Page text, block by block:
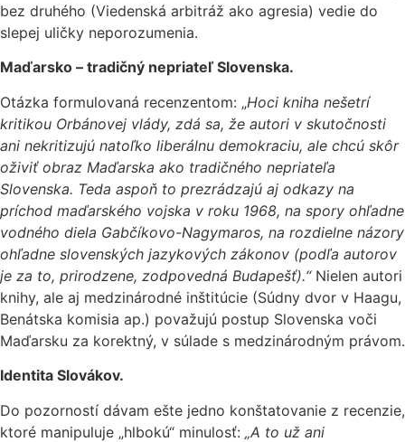
bez druhého (Viedenská arbitráž ako agresia) vedie do
slepej uličky neporozumenia.
Maďarsko – tradičný nepriateľ Slovenska.
Otázka formulovaná recenzentom: „Hoci kniha nešetrí
kritikou Orbánovej vlády, zdá sa, že autori v skutočnosti
ani nekritizujú natoľko liberálnu demokraciu, ale chcú skôr
oživiť obraz Maďarska ako tradičného nepriateľa
Slovenska. Teda aspoň to prezrádzajú aj odkazy na
príchod maďarského vojska v roku 1968, na spory ohľadne
vodného diela Gabčíkovo-Nagymaros, na rozdielne názory
ohľadne slovenských jazykových zákonov (podľa autorov
je za to, prirodzene, zodpovedná Budapešť).“Nielen autori
knihy, ale aj medzinárodné inštitúcie (Súdny dvor v Haagu,
Benátska komisia ap.) považujú postup Slovenska voči
Maďarsku za korektný, v súlade s medzinárodným právom.
Identita Slovákov.
Do pozorností dávam ešte jedno konštatovanie z recenzie,
ktoré manipuluje „hlbokú“ minulosť: „A to už ani